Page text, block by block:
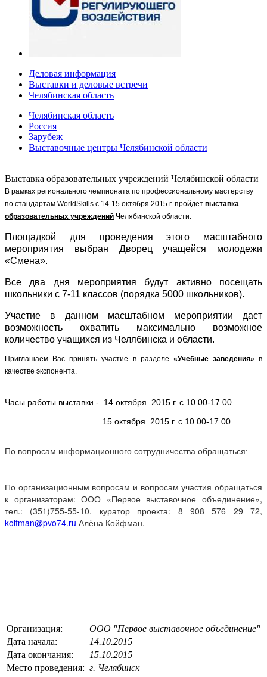
Деловая информация
Выставки и деловые встречи
Челябинская область
Челябинская область
Россия
Зарубеж
Выставочные центры Челябинской области
Выставка образовательных учреждений Челябинской области
В рамках регионального чемпионата по профессиональному мастерству
по стандартам WorldSkills с 14-15 октября 2015 г. пройдет выставка
образовательных учреждений Челябинской области.
Площадкой для проведения этого масштабного
мероприятия выбран Дворец учащейся молодежи
«Смена».
Все два дня мероприятия будут активно посещать
школьники с 7-11 классов (порядка 5000 школьников).
Участие в данном масштабном мероприятии даст
возможность охватить максимально возможное
количество учащихся из Челябинска и области.
Приглашаем Вас принять участие в разделе «Учебные заведения» в
качестве экспонента.
Часы работы выставки - 14 октября 2015 г. с 10.00-17.00
15 октября 2015 г. с 10.00-17.00
По вопросам информационного сотрудничества обращаться:
По организационным вопросам и вопросам участия обращаться
к организаторам: ООО «Первое выставочное объединение»,
тел.: (351)755-55-10. куратор проекта: 8 908 576 29 72,
koifman@pvo74.ru Алёна Койфман.
Организация:
ООО "Первое выставочное объединение"
Дата начала:
14.10.2015
Дата окончания:
15.10.2015
Место проведения: г. Челябинск